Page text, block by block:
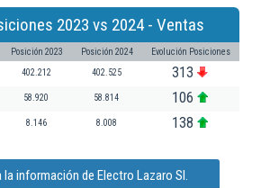
2023 vs 2024 - Ventas
Posición 2023 Posición 2024 Evolución Posiciones
402.212 402.525 313
58.920 58.814 106
8.146 8.008 138
información de Electro Lazaro Sl.